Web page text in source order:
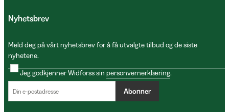
Nyhetsbrev
Meld deg på vårt nyhetsbrev for å få utvalgte tilbud og de siste
nyhetene.
Jeg godkjenner Widforss sin personvernerklæring.
Abonner